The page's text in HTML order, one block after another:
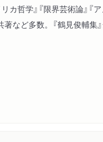
リカ哲学』『限界芸術論』
著など多数。『鶴見俊輔集